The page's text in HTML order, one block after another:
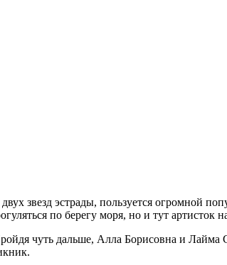
звезд эстрады, пользуется огромной
по берегу моря, но и тут артисток
чуть дальше, Алла Борисовна и Лайма